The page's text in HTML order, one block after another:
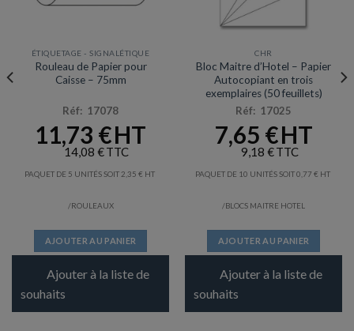
ÉTIQUETAGE - SIGNALÉTIQUE
Rouleau de Papier pour
Caisse – 75mm
Réf: 17078
11,73 €
14,08 €
PAQUET DE 5 UNITÉS SOIT 2,35 €
/ROULEAUX
AJOUTER AU PANIER
Ajouter à la liste de
souhaits
CHR
Bloc Maitre d’Hotel – Papier
Autocopiant en trois
exemplaires (50 feuillets)
Réf: 17025
7,65 €
9,18 €
PAQUET DE 10 UNITÉS SOIT0,77 €
/BLOCS MAITRE HOTEL
AJOUTER AU PANIER
Ajouter à la liste de
souhaits